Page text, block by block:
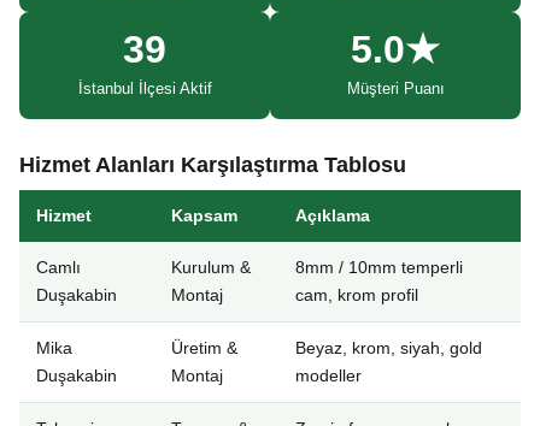
39
İstanbul İlçesi Aktif
5.0★
Müşteri Puanı
Hizmet Alanları Karşılaştırma Tablosu
Hizmet Kapsam Açıklama
Camlı
Duşakabin
Kurulum &
Montaj
8mm / 10mm temperli
cam, krom profil
Mika
Duşakabin
Üretim &
Montaj
Beyaz, krom, siyah, gold
modeller